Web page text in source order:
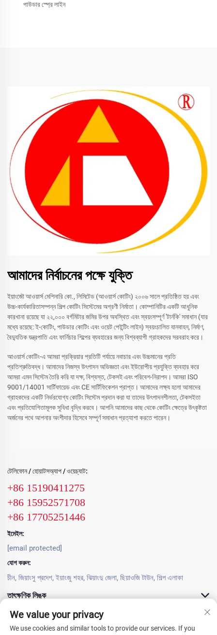
পাউডার স্প্রে লাইন
আমাদের নির্বাচনের পক্ষে যুক্তি
ইয়াংজৌ আওয়ার্স মেশিনারি কো., লিমিটেড (আওয়ার্স কোটিং) ২০০৬ সালে প্রতিষ্ঠিত হয় এবং
উচ্চ-কার্যকারিতাসম্পন্ন শিল্প কোটিং সিস্টেমের অগ্রণী নির্মাতা। কোম্পানিটির একটি আধুনিক
কারখানা রয়েছে যা ২২,০০০ বর্গমিটার জমির উপর অবস্থিত এবং স্বয়ংসম্পূর্ণ 'টার্নকি' সমাধান (যার
মধ্যে রয়েছে: ই-কোটিং, পাউডার কোটিং এবং ওয়েট পেইন্টিং লাইন) স্বয়ংচালিত যানবাহন, নির্মাণ,
বৈদ্যুতিক যন্ত্রপাতি এবং ফার্নিচার শিল্পের ব্যবহারের জন্য বিশ্বব্যাপী গ্রাহকদের সরবরাহ করে।
আওয়ার্স কোটিং-এ আমরা প্রক্রিয়ার প্রতিটি পর্যায়ে নবাচার এবং উচ্চমানের প্রতি
প্রতিশ্রুতিবদ্ধ। আমাদের নিজস্ব উৎপাদন অভিজ্ঞতা এবং ইউরোপীয় প্রযুক্তি ব্যবহার করে
আমরা এমন সিস্টেম তৈরি করি যা দক্ষ, বিশ্বস্ত, টেকসই এবং পরিবেশ-নিরাপদ। আমরা ISO
9001/14001 সার্টিফায়েড এবং CE সার্টিফিকেশন প্রাপ্ত। আমাদের লক্ষ্য হলো আমাদের
গ্রাহকদের একটি নির্ভরযোগ্য কোটিং সিস্টেম প্রদান করা যা তাদের উৎপাদনশীলতা, টেকসইতা
এবং প্রতিযোগিতামূলক সুবিধা বৃদ্ধি করবে। আপনি আমাদের কাছ থেকে কোটিং ক্ষেত্রে উৎকৃষ্টতা
অর্জনের পথে আপনার অংশীদার হিসেবে সম্পূর্ণ সমাধান প্রত্যাশা করতে পারেন।
টেলিফোন / হোয়াটসঅ্যাপ / ওয়েচ্যাট:
+86 15190411275
+86 15952571708
+86 17705251446
ইমেইল:
[email protected]
যোগ করুন:
চীন, জিয়াংসু প্রদেশ, ইয়াংজু শহর, ঝিয়াংদু জেলা, ছিয়াওজি টাউন, শিল্প এলাকা
তাৎক্ষণিক লিঙ্ক
পণ্য সামগ্রী
We value your privacy
We use cookies and similar tools to provide our services. If you